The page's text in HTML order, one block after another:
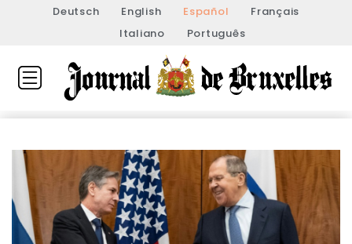
Deutsch English Español
Français
Italiano
Português